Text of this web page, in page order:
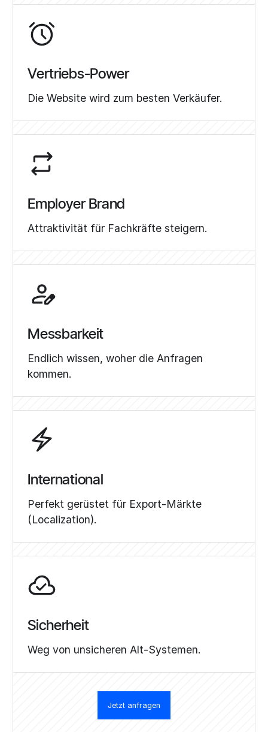
Vertriebs-Power
Die Website wird zum besten Verkäufer.
Employer Brand
Attraktivität für Fachkräfte steigern.
Messbarkeit
Endlich wissen, woher die Anfragen
kommen.
International
Perfekt gerüstet für Export-Märkte
(Localization).
Sicherheit
Weg von unsicheren Alt-Systemen.
Jetzt anfragen